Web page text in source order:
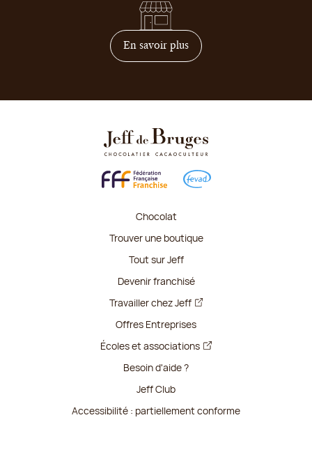
En savoir plussur comment devenir
Chocolat
Trouver une boutique
Tout sur Jeff
Devenir franchisé
Travailler chez Jeff
Offres Entreprises
Écoles et associations
Besoin d'aide ?
Jeff Club
Accessibilité : partiellement conforme